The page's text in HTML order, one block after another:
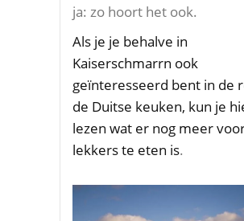
ja: zo hoort het ook.
Als je je behalve in
Kaiserschmarrn ook
geïnteresseerd bent in de
de Duitse keuken, kun je
lezen wat er nog meer
lekkers te eten is.